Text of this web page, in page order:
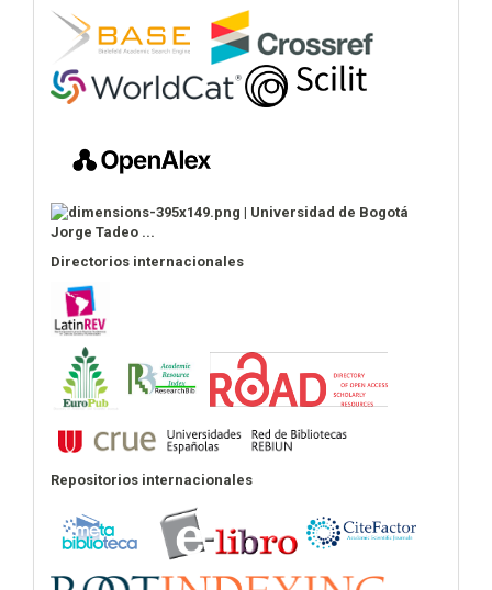
Directorios internacionales
Repositorios internacionales